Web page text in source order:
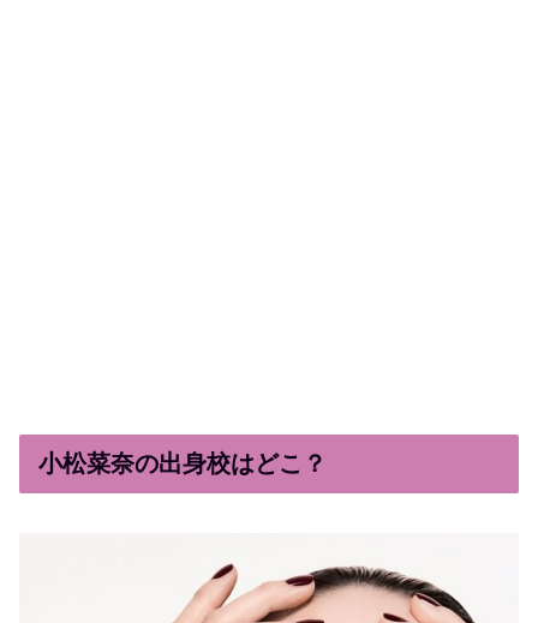
小松菜奈の出身校はどこ？